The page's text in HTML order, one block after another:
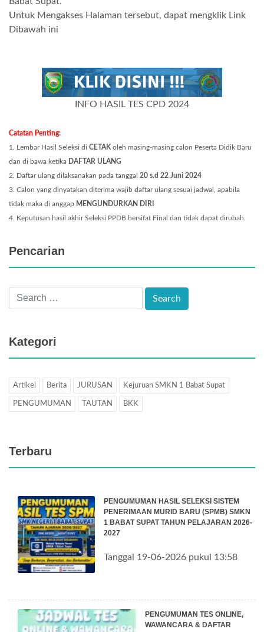
Untuk Mengakses Halaman tersebut, dapat mengklik Link
Dibawah ini
INFO HASIL TES CPD 2024
Catatan Penting:
1. Lembar Hasil Seleksi di CETAK oleh masing-masing calon Peserta Didik Baru
dan di bawa ketika DAFTAR ULANG
2. Daftar ulang dilaksanakan pada tanggal 20 s.d 22 Juni 2024
3. Calon yang dinyatakan diterima wajib daftar ulang sesuai jadwal, apabila
tidak maka di anggap MENGUNDURKAN DIRI
4. Keputusan hasil akhir Seleksi PPDB bersifat Final dan tidak dapat dirubah.
Pencarian
Kategori
Artikel Berita JURUSAN Kejuruan SMKN 1 Babat Supat
PENGUMUMAN TAUTAN BKK
Terbaru
PENGUMUMAN HASIL SELEKSI SISTEM
PENERIMAAN MURID BARU (SPMB) SMKN
1 BABAT SUPAT TAHUN PELAJARAN 2026-
2027
Tanggal 19-06-2026 pukul 13:58
PENGUMUMAN TES ONLINE,
WAWANCARA & DAFTAR